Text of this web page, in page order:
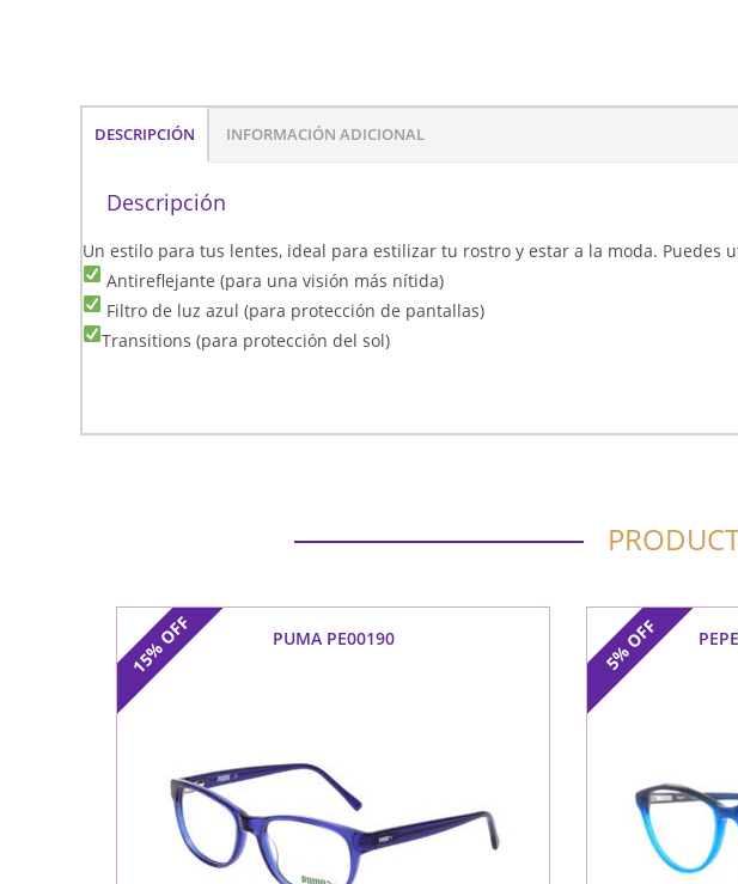
DESCRIPCIÓN INFORMACIÓN ADICIONAL
Descripción
Un estilo para tus lentes, ideal para estilizar tu rostro y estar a la moda.
Antireflejante (para una visión más nítida)
Filtro de luz azul (para protección de pantallas)
Transitions (para protección del sol)
15%
OFF PUMA PE00190
5%
OFF